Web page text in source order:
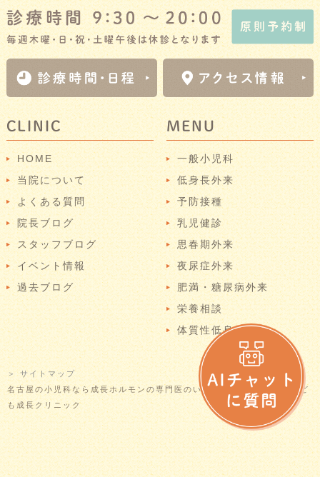
CLINIC
HOME
当院について
よくある質問
院長ブログ
スタッフブログ
イベント情報
過去ブログ
MENU
一般小児科
低身長外来
予防接種
乳児健診
思春期外来
夜尿症外来
肥満・糖尿病外来
栄養相談
体質性低身長
＞ サイトマップ
名古屋の小児科なら成長ホルモンの専門医のいる当院へ © なごやかこど
も成長クリニック